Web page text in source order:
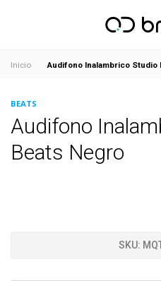
Inicio Audifono Inalambrico Studio
BEATS
Audifono
Beats Negro
SKU: